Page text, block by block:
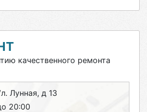
качественного ремонта
Лунная, д 13
20:00